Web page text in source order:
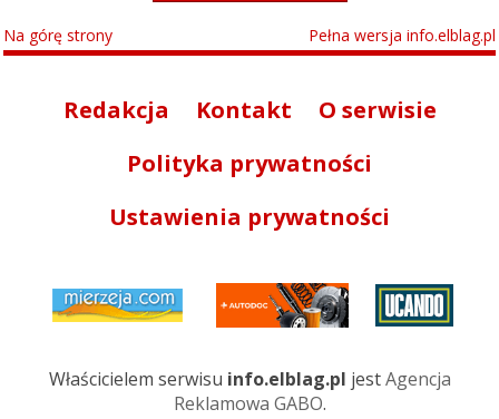
Na górę strony Pełna wersja info.elblag.pl
Redakcja Kontakt
O serwisie
Polityka prywatności
Ustawienia prywatności
Właścicielem serwisu info.elblag.pl jestAgencja
Reklamowa GABO.